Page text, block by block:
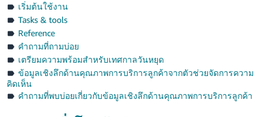
เริ่มต้นใช้งาน
Tasks & tools
Reference
คำถามที่ถามบ่อย
เตรียมความพร้อมสำหรับเทศกาลวันหยุด
ข้อมูลเชิงลึกด้านคุณภาพการบริการลูกค้าจากตัวช่วยจัดการความ
คิดเห็น
คำถามที่พบบ่อยเกี่ยวกับข้อมูลเชิงลึกด้านคุณภาพการบริการลูกค้า